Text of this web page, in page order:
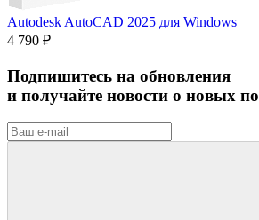
Autodesk AutoCAD 2025 для Windows
4 790 ₽
Подпишитесь на обновления
и получайте новости о новых